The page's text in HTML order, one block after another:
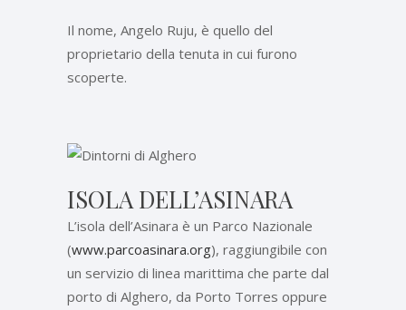
Il nome, Angelo Ruju, è quello del
proprietario della tenuta in cui furono
scoperte.
ISOLA DELL’ASINARA
L’isola dell’Asinara è un Parco Nazionale
(www.parcoasinara.org), raggiungibile con
un servizio di linea marittima che parte dal
porto di Alghero, da Porto Torres oppure